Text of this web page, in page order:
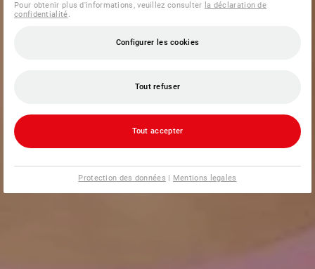
Pour obtenir plus d'informations, veuillez consulter la déclaration de
confidentialité.
Configurer les cookies
Tout refuser
Tout accepter
Protection des données | Mentions legales